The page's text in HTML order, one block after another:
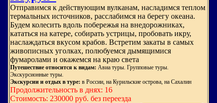
Отправимся к действующим вулканам, насладимся теплом
термальных источников, расслабимся на берегу океана.
Будем колесить вдоль побережья на внедорожниках,
кататься на катере, собирать устрицы, пробовать икру,
наслаждаться вкусом крабов. Встретим закаты в самых
живописных уголках, полюбуемся дымящимися
фумаролами и окажемся на краю света
Путешествие относится к видам: Авиа туры. Групповые туры.
Экскурсионные туры.
Экскурсии и отдых в туре: в России, на Курильские острова, на Сахалин
Продолжительность в днях: 16
Стоимость: 230000 руб. без переезда